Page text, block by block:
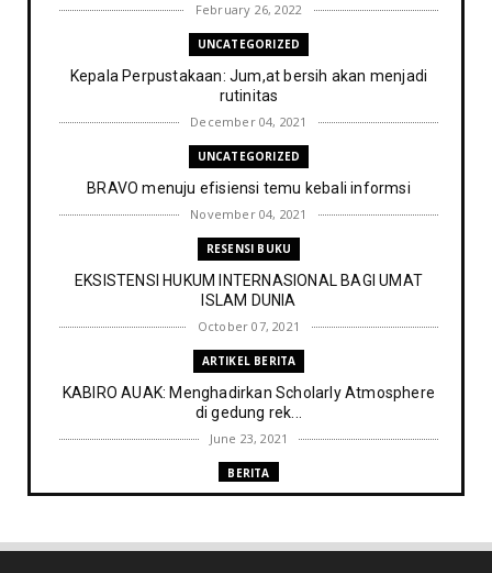
February 26, 2022
UNCATEGORIZED
Kepala Perpustakaan: Jum,at bersih akan menjadi
rutinitas
December 04, 2021
UNCATEGORIZED
BRAVO menuju efisiensi temu kebali informsi
November 04, 2021
RESENSI BUKU
EKSISTENSI HUKUM INTERNASIONAL BAGI UMAT
ISLAM DUNIA
October 07, 2021
ARTIKEL BERITA
KABIRO AUAK: Menghadirkan Scholarly Atmosphere
di gedung rek...
June 23, 2021
BERITA
June 06, 2021